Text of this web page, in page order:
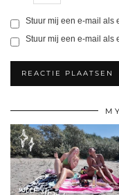
Stuur mij een e-mail als
Stuur mij een e-mail als